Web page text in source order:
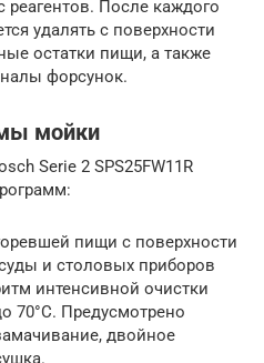
реагентов. После каждого
удалять с поверхности
остатки пищи, а также
форсунок.
мойки
Serie 2 SPS25FW11R
пищи с поверхности
и столовых приборов
интенсивной очистки
70°С. Предусмотрено
двойное